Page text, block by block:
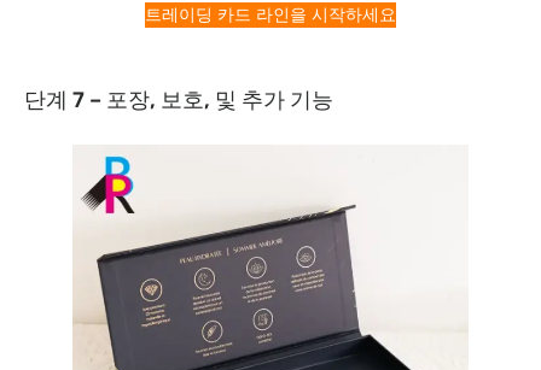
트레이딩 카드 라인을 시작하세요
단계 7 – 포장, 보호, 및 추가 기능